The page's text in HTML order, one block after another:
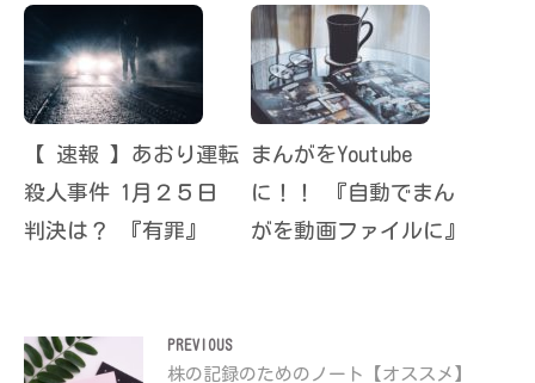
【 速報 】あおり運転
殺人事件 1月２５日
判決は？ 『有罪』
まんがをYoutube
に！！ 『自動でまん
がを動画ファイルに』
投
PREVIOUS
Previous
株の記録のためのノート【オススメ】